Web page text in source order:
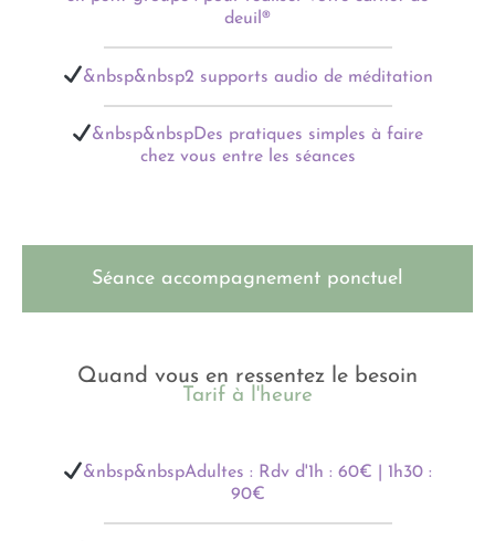
deuil®
&nbsp&nbsp2 supports audio de méditation
&nbsp&nbspDes pratiques simples à faire
chez vous entre les séances
Séance accompagnement ponctuel
Quand vous en ressentez le besoin
Tarif à l'heure
&nbsp&nbspAdultes : Rdv d'1h : 60€ | 1h30 :
90€